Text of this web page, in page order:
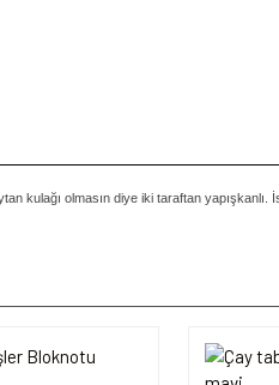
olmasın diye iki taraftan yapışkanlı.